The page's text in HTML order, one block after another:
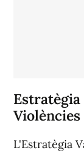
Violències
L'Estratègia